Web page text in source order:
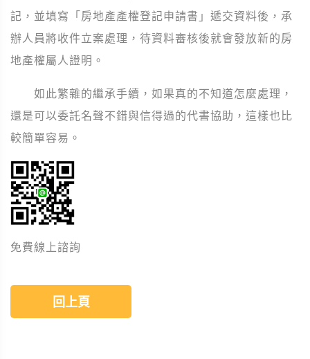
記，並填寫「房地產產權登記申請書」遞交資料後，承
辦人員將收件立案處理，待資料審核後就會發放新的房
地產權屬人證明。
如此繁雜的繼承手續，如果真的不知道怎麼處理，
還是可以委託名聲不錯與信得過的代書協助，這樣也比
較簡單容易。
免費線上諮詢
回上頁